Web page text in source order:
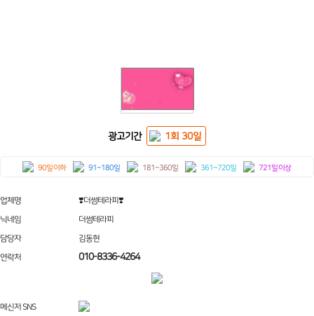
광고기간 1회 30일
90일 이하 91~180일 181~360일 361~720일 721일 이상
업체명
❣️더썸테라피❣️
닉네임
더썸테라피
담당자
김동현
연락처
010-8336-4264
메신저 SNS